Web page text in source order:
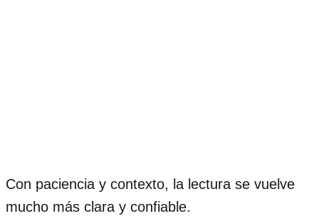
Con paciencia y contexto, la lectura se vuelve
mucho más clara y confiable.